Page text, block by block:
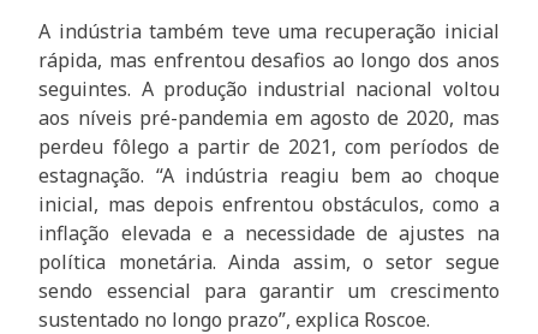
A indústria também teve uma recuperação inicial
rápida, mas enfrentou desafios ao longo dos anos
seguintes. A produção industrial nacional voltou
aos níveis pré-pandemia em agosto de 2020, mas
perdeu fôlego a partir de 2021, com períodos de
estagnação. “A indústria reagiu bem ao choque
inicial, mas depois enfrentou obstáculos, como a
inflação elevada e a necessidade de ajustes na
política monetária. Ainda assim, o setor segue
sendo essencial para garantir um crescimento
sustentado no longo prazo”, explica Roscoe.